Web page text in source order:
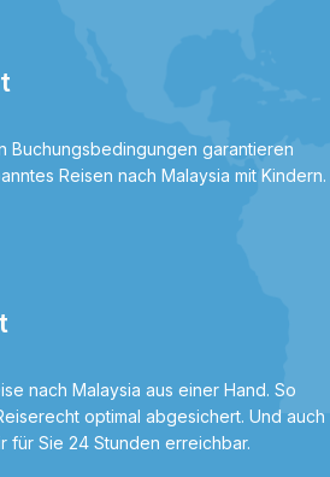
Buchungsbedingungen garantieren
Reisen nach Malaysia mit Kindern.
nach Malaysia aus einer Hand. So
optimal abgesichert. Und auch
für Sie 24 Stunden erreichbar.